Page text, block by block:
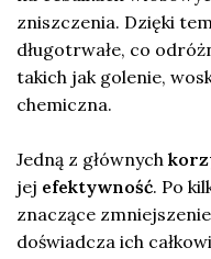
zniszczenia. Dzięki
długotrwałe, co
takich jak golenie,
chemiczna.
Jedną z głównych
jej efektywność. Po
znaczące
doświadcza ich